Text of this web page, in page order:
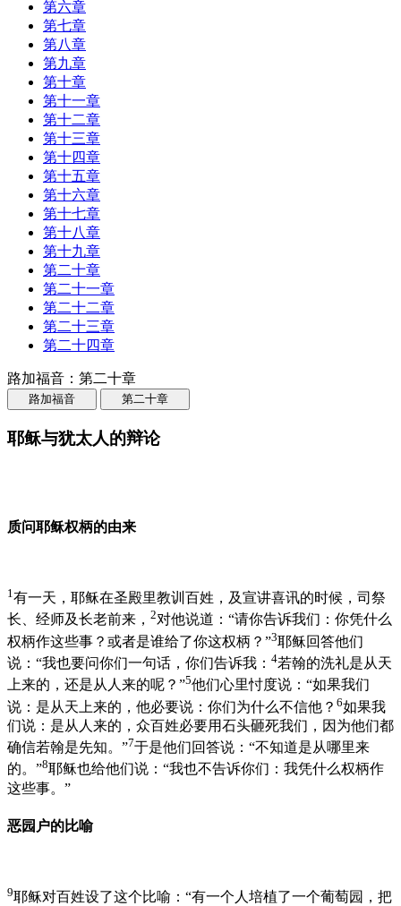
第六章
第七章
第八章
第九章
第十章
第十一章
第十二章
第十三章
第十四章
第十五章
第十六章
第十七章
第十八章
第十九章
第二十章
第二十一章
第二十二章
第二十三章
第二十四章
路加福音：第二十章
路加福音 第二十章
耶稣与犹太人的辩论
质问耶稣权柄的由来
1 有一天，耶稣在圣殿里教训百姓，及宣讲喜讯的时候，司祭
长、经师及长老前来， 2对他说道：“请你告诉我们：你凭什么
权柄作这些事？或者是谁给了你这权柄？”3耶稣回答他们
说：“我也要问你们一句话，你们告诉我： 4若翰的洗礼是从天
上来的，还是从人来的呢？”5他们心里忖度说：“如果我们
说：是从天上来的，他必要说：你们为什么不信他？ 6如果我
们说：是从人来的，众百姓必要用石头砸死我们，因为他们都
确信若翰是先知。”7于是他们回答说：“不知道是从哪里来
的。”8耶稣也给他们说：“我也不告诉你们：我凭什么权柄作
这些事。”
恶园户的比喻
9耶稣对百姓设了这个比喻：“有一个人培植了一个葡萄园，把